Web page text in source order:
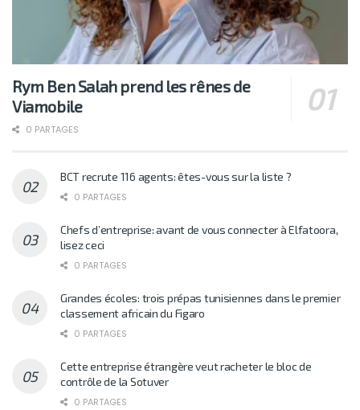
Rym Ben Salah prend les rênes de
Viamobile
0 PARTAGES
BCT recrute 116 agents: êtes-vous sur la liste ?
0 PARTAGES
Chefs d’entreprise: avant de vous connecter à Elfatoora,
lisez ceci
0 PARTAGES
Grandes écoles: trois prépas tunisiennes dans le premier
classement africain du Figaro
0 PARTAGES
Cette entreprise étrangère veut racheter le bloc de
contrôle de la Sotuver
0 PARTAGES